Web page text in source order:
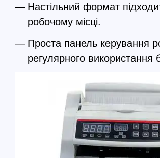
Настільний формат
робочому місці.
Проста панель керування
регулярного використання